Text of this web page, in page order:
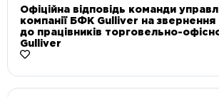
Офіційна відповідь команди
компанії БФК Gulliver на
до працівників торговельно-
Gulliver